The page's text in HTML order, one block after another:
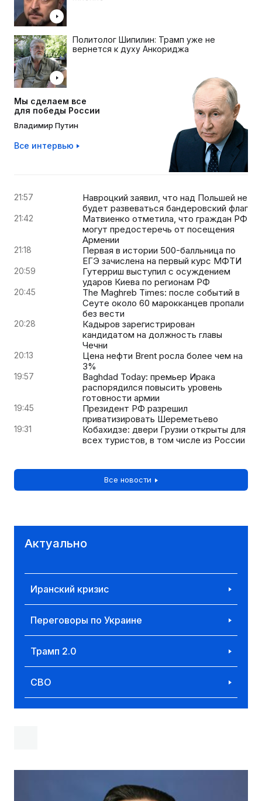
Политолог Шипилин: Трамп уже не
вернется к духу Анкориджа
Мы сделаем все
для победы России
Владимир Путин
Все интервью
21:57
Навроцкий заявил, что над Польшей не
будет развеваться бандеровский флаг
21:42
Матвиенко отметила, что граждан РФ
могут предостеречь от посещения
Армении
21:18
Первая в истории 500-балльница по
ЕГЭ зачислена на первый курс МФТИ
20:59
Гутерриш выступил с осуждением
ударов Киева по регионам РФ
20:45
The Maghreb Times: после событий в
Сеуте около 60 марокканцев пропали
без вести
20:28
Кадыров зарегистрирован
кандидатом на должность главы
Чечни
20:13
Цена нефти Brent росла более чем на
3%
19:57
Baghdad Today: премьер Ирака
распорядился повысить уровень
готовности армии
19:45
Президент РФ разрешил
приватизировать Шереметьево
19:31
Кобахидзе: двери Грузии открыты для
всех туристов, в том числе из России
Все новости
Актуально
Иранский кризис
Переговоры по Украине
Трамп 2.0
СВО